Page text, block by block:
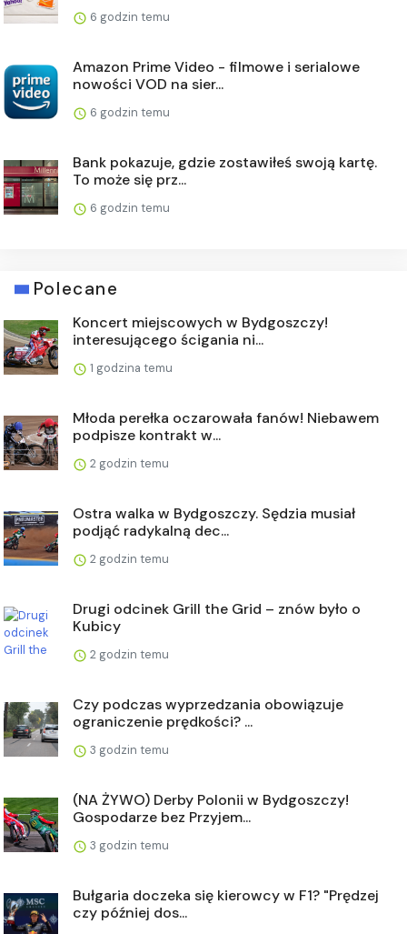
6 godzin temu
Amazon Prime Video - filmowe i serialowe
nowości VOD na sier...
6 godzin temu
Bank pokazuje, gdzie zostawiłeś swoją kartę.
To może się prz...
6 godzin temu
Polecane
Koncert miejscowych w Bydgoszczy!
interesującego ścigania ni...
1 godzina temu
Młoda perełka oczarowała fanów! Niebawem
podpisze kontrakt w...
2 godzin temu
Ostra walka w Bydgoszczy. Sędzia musiał
podjąć radykalną dec...
2 godzin temu
Drugi odcinek Grill the Grid – znów było o
Kubicy
2 godzin temu
Czy podczas wyprzedzania obowiązuje
ograniczenie prędkości? ...
3 godzin temu
(NA ŻYWO) Derby Polonii w Bydgoszczy!
Gospodarze bez Przyjem...
3 godzin temu
Bułgaria doczeka się kierowcy w F1? "Prędzej
czy później dos...